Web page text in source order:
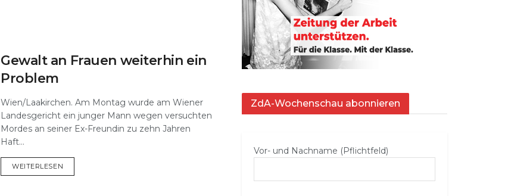
Gewalt an Frauen weiterhin ein
Problem
Wien/Laakirchen. Am Montag wurde am Wiener
Landesgericht ein junger Mann wegen versuchten
Mordes an seiner Ex-Freundin zu zehn Jahren
Haft...
WEITERLESEN
ZdA-Wochenschau abonnieren
Vor- und Nachname (Pflichtfeld)